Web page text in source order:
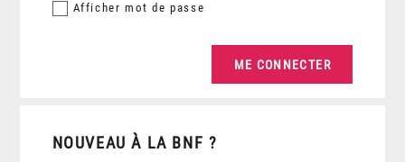
Afficher mot de passe
NOUVEAU À LA BNF ?